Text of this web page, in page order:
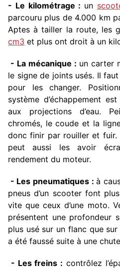
- Le kilométrage : un
parcouru plus de 4.000 km
Aptes à tailler la route, les
cm3 et plus ont droit à un
- La mécanique : un carter
le signe de joints usés. Il
pour les changer.
système d’échappement
aux projections d’eau.
chromés, le coude et la
donc finir par rouiller et
peut aussi les avoir
rendement du moteur.
- Les pneumatiques :à
pneus d’un scooter font
vite que ceux d’une moto.
présentent une profondeur
plus usé sur un flanc que sur
a été faussé suite à une
- Les freins : contrôlez